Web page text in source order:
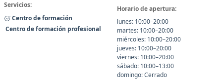
Servicios:
Centro de formación
Centro de formación profesional
Horario de apertura:
lunes: 10:00–20:00
martes: 10:00–20:00
miércoles: 10:00–20:00
jueves: 10:00–20:00
viernes: 10:00–20:00
sábado: 10:00–13:00
domingo: Cerrado